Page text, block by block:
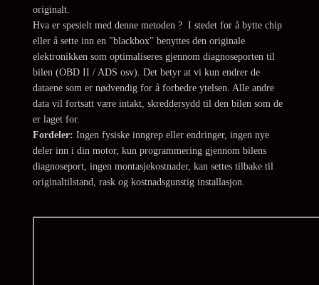
originalt.
Hva er spesielt med denne metoden ? I stedet for å bytte chip
eller å sette inn en "blackbox" benyttes den originale
elektronikken som optimaliseres gjennom diagnoseporten til
bilen (OBD II / ADS osv). Det betyr at vi kun endrer de
dataene som er nødvendig for å forbedre ytelsen. Alle andre
data vil fortsatt være intakt, skreddersydd til den bilen som de
er laget for.
Fordeler: Ingen fysiske inngrep eller endringer, ingen nye
deler inn i din motor, kun programmering gjennom bilens
diagnoseport, ingen montasjekostnader, kan settes tilbake til
originaltilstand, rask og kostnadsgunstig installasjon.